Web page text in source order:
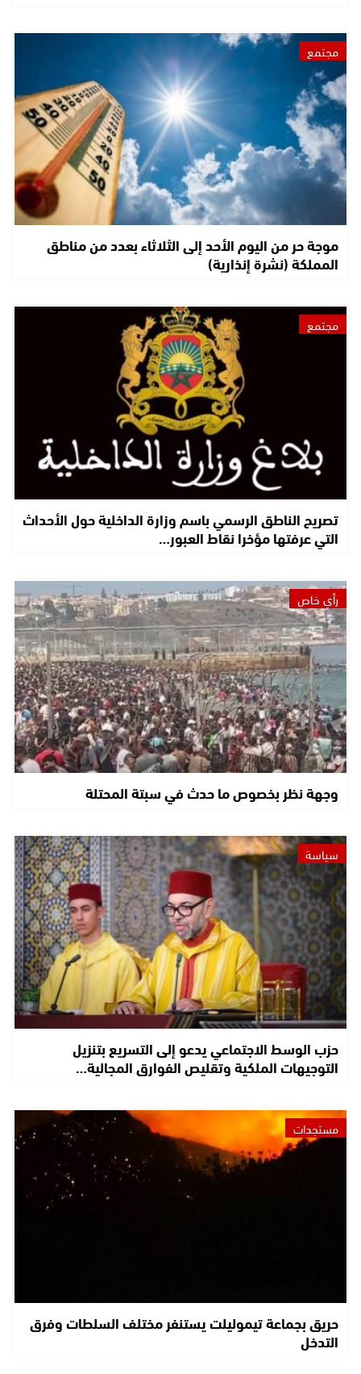
مجتمع
موجة حر من اليوم الأحد إلى الثلاثاء بعدد من مناطق
المملكة (نشرة إنذارية)
مجتمع
تصريح الناطق الرسمي باسم وزارة الداخلية حول الأحداث
التي عرفتها مؤخرا نقاط العبور…
رأي خاص
وجهة نظر بخصوص ما حدث في سبتة المحتلة
سياسة
حزب الوسط الاجتماعي يدعو إلى التسريع بتنزيل
التوجيهات الملكية وتقليص الفوارق المجالية…
مستجدات
حريق بجماعة تيموليلت يستنفر مختلف السلطات وفرق
التدخل